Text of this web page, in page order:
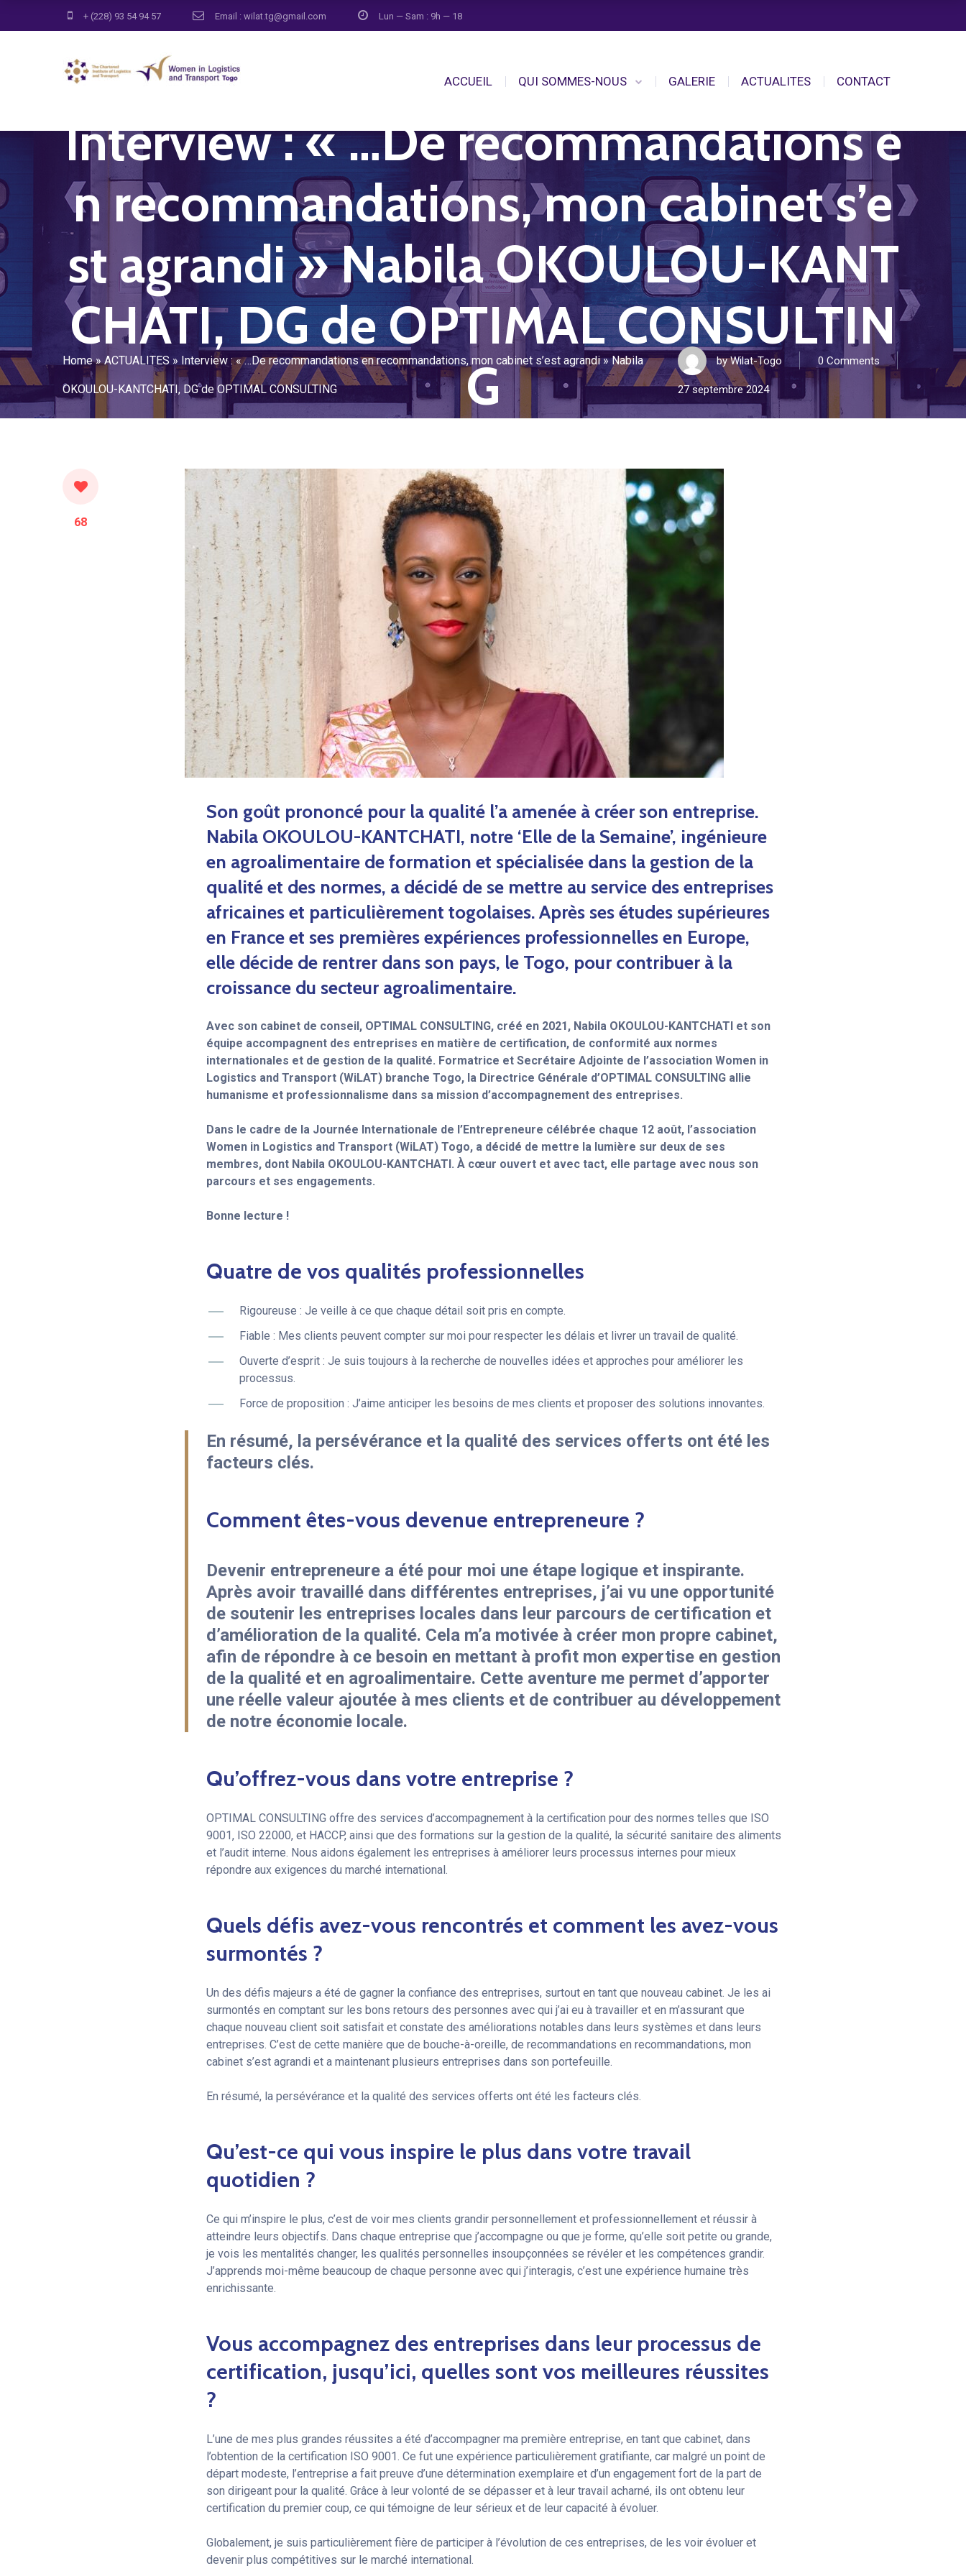
+ (228) 93 54 94 57 Email : wilat.tg@gmail.com Lun — Sam : 9h — 18
ACCUEIL QUI SOMMES-NOUS GALERIE ACTUALITES CONTACT
Interview : « …De recommandations e
n recommandations, mon cabinet s’e
st agrandi » Nabila OKOULOU-KANT
CHATI, DG de OPTIMAL CONSULTIN
G
Home»ACTUALITES » Interview : « …De recommandations en recommandations, mon cabinet s’est agrandi » Nabila
OKOULOU-KANTCHATI, DG de OPTIMAL CONSULTING
byWilat-Togo 0 Comments
27 septembre 2024
68
Son goût prononcé pour la qualité l’a amenée à créer son entreprise.
Nabila OKOULOU-KANTCHATI, notre ‘Elle de la Semaine’, ingénieure
en agroalimentaire de formation et spécialisée dans la gestion de la
qualité et des normes, a décidé de se mettre au service des entreprises
africaines et particulièrement togolaises. Après ses études supérieures
en France et ses premières expériences professionnelles en Europe,
elle décide de rentrer dans son pays, le Togo, pour contribuer à la
croissance du secteur agroalimentaire.
Avec son cabinet de conseil, OPTIMAL CONSULTING, créé en 2021, Nabila OKOULOU-KANTCHATI et son
équipe accompagnent des entreprises en matière de certification, de conformité aux normes
internationales et de gestion de la qualité. Formatrice et Secrétaire Adjointe de l’association Women in
Logistics and Transport (WiLAT) branche Togo, la Directrice Générale d’OPTIMAL CONSULTING allie
humanisme et professionnalisme dans sa mission d’accompagnement des entreprises.
Dans le cadre de la Journée Internationale de l’Entrepreneure célébrée chaque 12 août, l’association
Women in Logistics and Transport (WiLAT) Togo, a décidé de mettre la lumière sur deux de ses
membres, dont Nabila OKOULOU-KANTCHATI. À cœur ouvert et avec tact, elle partage avec nous son
parcours et ses engagements.
Bonne lecture !
Quatre de vos qualités professionnelles
Rigoureuse : Je veille à ce que chaque détail soit pris en compte.
Fiable : Mes clients peuvent compter sur moi pour respecter les délais et livrer un travail de qualité.
Ouverte d’esprit : Je suis toujours à la recherche de nouvelles idées et approches pour améliorer les
processus.
Force de proposition : J’aime anticiper les besoins de mes clients et proposer des solutions innovantes.
En résumé, la persévérance et la qualité des services offerts ont été les
facteurs clés.
Comment êtes-vous devenue entrepreneure ?
Devenir entrepreneure a été pour moi une étape logique et inspirante.
Après avoir travaillé dans différentes entreprises, j’ai vu une opportunité
de soutenir les entreprises locales dans leur parcours de certification et
d’amélioration de la qualité. Cela m’a motivée à créer mon propre cabinet,
afin de répondre à ce besoin en mettant à profit mon expertise en gestion
de la qualité et en agroalimentaire. Cette aventure me permet d’apporter
une réelle valeur ajoutée à mes clients et de contribuer au développement
de notre économie locale.
Qu’offrez-vous dans votre entreprise ?
OPTIMAL CONSULTING offre des services d’accompagnement à la certification pour des normes telles que ISO
9001, ISO 22000, et HACCP, ainsi que des formations sur la gestion de la qualité, la sécurité sanitaire des aliments
et l’audit interne. Nous aidons également les entreprises à améliorer leurs processus internes pour mieux
répondre aux exigences du marché international.
Quels défis avez-vous rencontrés et comment les avez-vous
surmontés ?
Un des défis majeurs a été de gagner la confiance des entreprises, surtout en tant que nouveau cabinet. Je les ai
surmontés en comptant sur les bons retours des personnes avec qui j’ai eu à travailler et en m’assurant que
chaque nouveau client soit satisfait et constate des améliorations notables dans leurs systèmes et dans leurs
entreprises. C’est de cette manière que de bouche-à-oreille, de recommandations en recommandations, mon
cabinet s’est agrandi et a maintenant plusieurs entreprises dans son portefeuille.
En résumé, la persévérance et la qualité des services offerts ont été les facteurs clés.
Qu’est-ce qui vous inspire le plus dans votre travail
quotidien ?
Ce qui m’inspire le plus, c’est de voir mes clients grandir personnellement et professionnellement et réussir à
atteindre leurs objectifs. Dans chaque entreprise que j’accompagne ou que je forme, qu’elle soit petite ou grande,
je vois les mentalités changer, les qualités personnelles insoupçonnées se révéler et les compétences grandir.
J’apprends moi-même beaucoup de chaque personne avec qui j’interagis, c’est une expérience humaine très
enrichissante.
Vous accompagnez des entreprises dans leur processus de
certification, jusqu’ici, quelles sont vos meilleures réussites
?
L’une de mes plus grandes réussites a été d’accompagner ma première entreprise, en tant que cabinet, dans
l’obtention de la certification ISO 9001. Ce fut une expérience particulièrement gratifiante, car malgré un point de
départ modeste, l’entreprise a fait preuve d’une détermination exemplaire et d’un engagement fort de la part de
son dirigeant pour la qualité. Grâce à leur volonté de se dépasser et à leur travail acharné, ils ont obtenu leur
certification du premier coup, ce qui témoigne de leur sérieux et de leur capacité à évoluer.
Globalement, je suis particulièrement fière de participer à l’évolution de ces entreprises, de les voir évoluer et
devenir plus compétitives sur le marché international.